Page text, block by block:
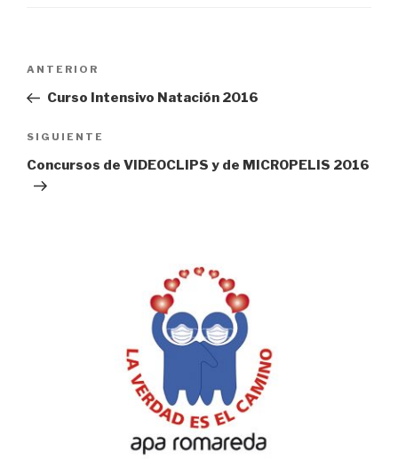
entradas
Entrada
anterior:
ANTERIOR
Curso Intensivo Natación 2016
Siguiente
entrada
SIGUIENTE
Concursos de VIDEOCLIPS y de MICROPELIS 2016